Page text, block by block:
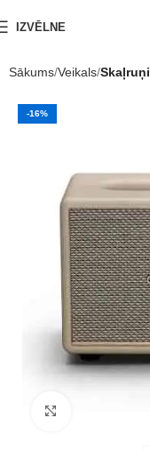
IZVĒLNE
Sākums Veikals Skaļruņi
-16%